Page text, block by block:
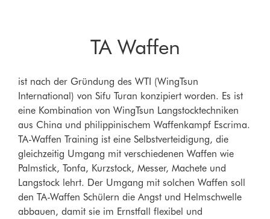
TA Waffen
ist nach der Gründung des WTI (WingTsun
International) von Sifu Turan konzipiert worden. Es ist
eine Kombination von WingTsun Langstocktechniken
aus China und philippinischem Waffenkampf Escrima.
TA-Waffen Training ist eine Selbstverteidigung, die
gleichzeitig Umgang mit verschiedenen Waffen wie
Palmstick, Tonfa, Kurzstock, Messer, Machete und
Langstock lehrt. Der Umgang mit solchen Waffen soll
den TA-Waffen Schülern die Angst und Helmschwelle
abbauen, damit sie im Ernstfall flexibel und